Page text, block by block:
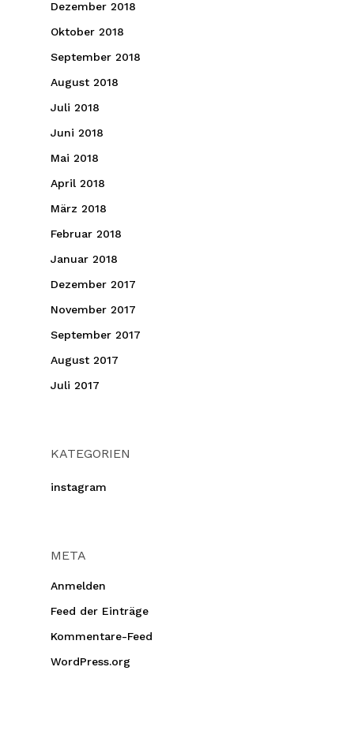
Dezember 2018
Oktober 2018
September 2018
August 2018
Juli 2018
Juni 2018
Mai 2018
April 2018
März 2018
Februar 2018
Januar 2018
Dezember 2017
November 2017
September 2017
August 2017
Juli 2017
KATEGORIEN
instagram
META
Anmelden
Feed der Einträge
Kommentare-Feed
WordPress.org